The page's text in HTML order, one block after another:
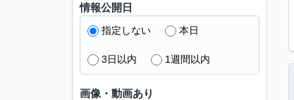
情報公開日
指定しない 本日
3日以内 1週間以内
画像・動画あり